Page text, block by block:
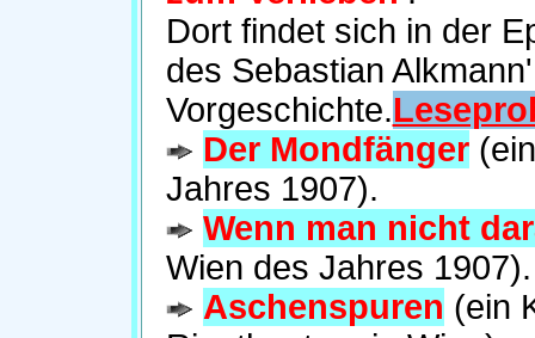
Dort findet sich in der
des Sebastian
Vorgeschichte.
Der Mondfänger
Jahres 1907).
Wenn man nicht
Wien des Jahres 1907).
Aschenspuren (ein